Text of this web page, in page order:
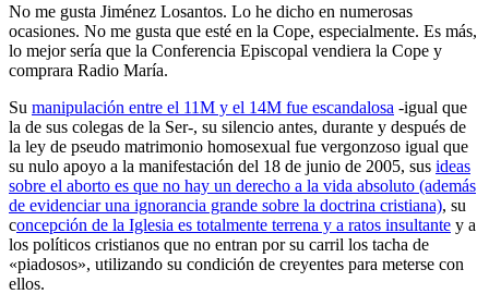
No me gusta Jiménez Losantos. Lo he dicho en numerosas
ocasiones. No me gusta que esté en la Cope, especialmente. Es más,
lo mejor sería que la Conferencia Episcopal vendiera la Cope y
comprara Radio María.
Su manipulación entre el 11M y el 14M fue escandalosa -igual que
la de sus colegas de la Ser-, su silencio antes, durante y después de
la ley de pseudo matrimonio homosexual fue vergonzoso igual que
su nulo apoyo a la manifestación del 18 de junio de 2005, sus ideas
sobre el aborto es que no hay un derecho a la vida absoluto (además
de evidenciar una ignorancia grande sobre la doctrina cristiana), su
concepción de la Iglesia es totalmente terrena y a ratos insultante y a
los políticos cristianos que no entran por su carril los tacha de
«piadosos», utilizando su condición de creyentes para meterse con
ellos.